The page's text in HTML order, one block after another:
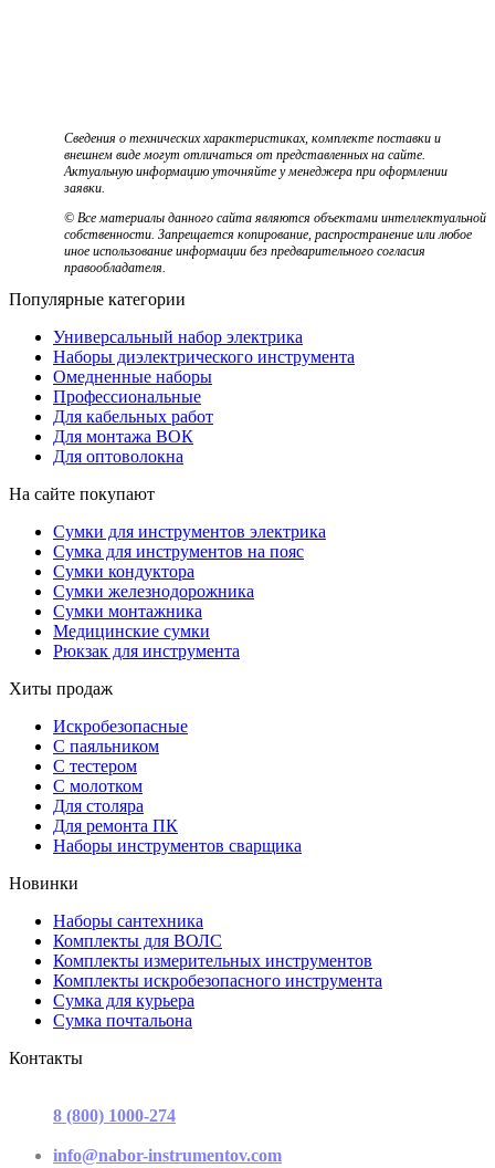
Сведения о технических характеристиках, комплекте поставки и
внешнем виде могут отличаться от представленных на сайте.
Актуальную информацию уточняйте у менеджера при оформлении
заявки.
© Все материалы данного сайта являются объектами интеллектуальной
собственности. Запрещается копирование, распространение или любое
иное использование информации без предварительного согласия
правообладателя.
Популярные категории
Универсальный набор электрика
Наборы диэлектрического инструмента
Омедненные наборы
Профессиональные
Для кабельных работ
Для монтажа ВОК
Для оптоволокна
На сайте покупают
Сумки для инструментов электрика
Сумка для инструментов на пояс
Сумки кондуктора
Сумки железнодорожника
Сумки монтажника
Медицинские сумки
Рюкзак для инструмента
Хиты продаж
Искробезопасные
С паяльником
С тестером
С молотком
Для столяра
Для ремонта ПК
Наборы инструментов сварщика
Новинки
Наборы сантехника
Комплекты для ВОЛС
Комплекты измерительных инструментов
Комплекты искробезопасного инструмента
Сумка для курьера
Сумка почтальона
Контакты
8 (800) 1000-274
info@nabor-instrumentov.com